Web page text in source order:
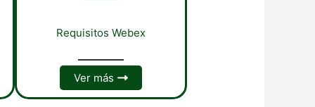
Requisitos Webex
Ver más